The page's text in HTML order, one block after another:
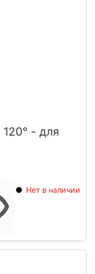
- для
Нет в наличии